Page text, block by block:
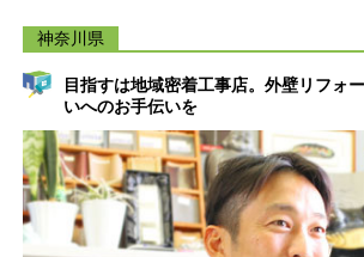
神奈川県
目指すは地域密着工事店。外壁リフォ
いへのお手伝いを